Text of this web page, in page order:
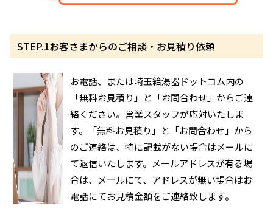
STEP.1お客さまからのご相談・お見積り依頼
お電話、または埼玉給湯器ドットコム内の
「無料お見積り」と「お問合わせ」からご連
絡ください。営業スタッフが応対いたしま
す。「無料お見積り」と「お問合わせ」から
のご連絡は、特に記載がない場合はメールに
て返信いたします。メールアドレスが有る場
合は、メールにて、アドレスが無い場合はお
電話にてお見積金額をご連絡致します。